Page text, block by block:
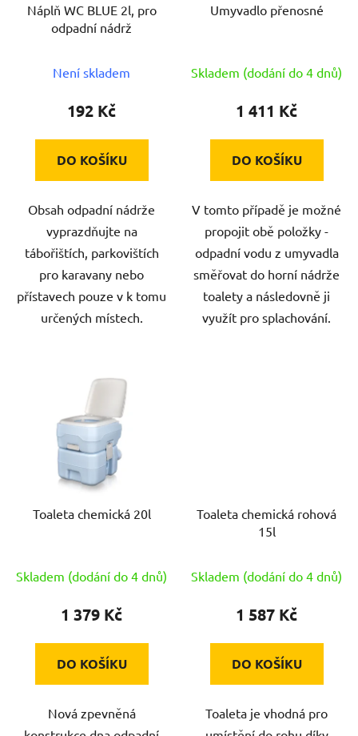
Náplň WC BLUE 2l, pro
odpadní nádrž
Není skladem
192 Kč
DO KOŠÍKU
Obsah odpadní nádrže
vyprazdňujte na
tábořištích, parkovištích
pro karavany nebo
přístavech pouze v k tomu
určených místech.
Umyvadlo přenosné
Skladem (dodání do 4 dnů)
1 411 Kč
DO KOŠÍKU
V tomto případě je možné
propojit obě položky -
odpadní vodu z umyvadla
směřovat do horní nádrže
toalety a následovně ji
využít pro splachování.
Toaleta chemická 20l
Skladem (dodání do 4 dnů)
1 379 Kč
DO KOŠÍKU
Nová zpevněná
Toaleta chemická rohová
15l
Skladem (dodání do 4 dnů)
1 587 Kč
DO KOŠÍKU
Toaleta je vhodná pro